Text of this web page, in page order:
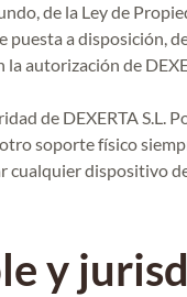
de la Ley de
a disposición,
autorización de
de DEXERTA S.L.
soporte físico
cualquier dispositivo
y